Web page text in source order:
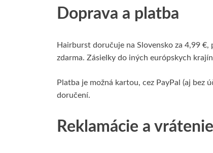
Doprava a platba
Hairburst doručuje na Slovensko za 4,99
zdarma. Zásielky do iných európskych
Platba je možná kartou, cez PayPal (aj
doručení.
Reklamácie a